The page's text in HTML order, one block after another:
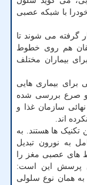
خودرا با شبکه عصبی
گرفته می شوند تا
هم روی خطوط
بیماران مختلف
برای بیماری هایی
و صرع بررسی شده
سازمان غذا و
اند.
تکنیک ها هستند. به
به نورون تبدیل
های عصبی مغز را
پرسش این است:
همان نوع سلولی